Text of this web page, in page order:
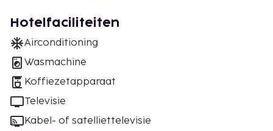
Hotelfaciliteiten
Airconditioning
Wasmachine
Koffiezetapparaat
Televisie
Kabel- of satelliettelevisie